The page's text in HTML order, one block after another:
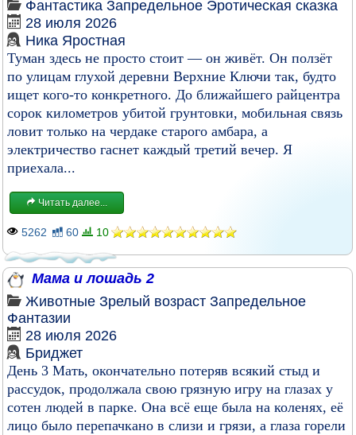
Фантастика Запредельное Эротическая сказка
28 июля 2026
Ника Яростная
Туман здесь не просто стоит — он живёт. Он ползёт
по улицам глухой деревни Верхние Ключи так, будто
ищет кого-то конкретного. До ближайшего райцентра
сорок километров убитой грунтовки, мобильная связь
ловит только на чердаке старого амбара, а
электричество гаснет каждый третий вечер. Я
приехала...
Читать далее...
5262 60 10
Мама и лошадь 2
Животные Зрелый возраст Запредельное
Фантазии
28 июля 2026
Бриджет
День 3 Мать, окончательно потеряв всякий стыд и
рассудок, продолжала свою грязную игру на глазах у
сотен людей в парке. Она всё еще была на коленях, её
лицо было перепачкано в слизи и грязи, а глаза горели